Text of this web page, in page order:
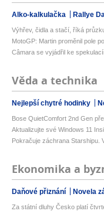
Alko-kalkulačka Rallye
Výhřev, čidla a stačí, říká
MotoGP: Martin proměnil pole
Câmara se vyjádřil ke
Věda a technika
Nejlepší chytré hodinky
Bose QuietComfort 2nd Gen
Aktualizujte své Windows 11
Pokračuje záchrana Starshipu.
Ekonomika a
Daňové přiznání Novela
Za státní dluhy Česko platí